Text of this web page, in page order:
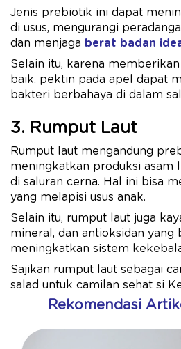
Jenis prebiotik ini dapat
di usus, mengurangi
dan menjaga berat badan
Selain itu, karena
baik, pektin pada apel dapat
bakteri berbahaya di dalam
3. Rumput Laut
Rumput laut mengandung
meningkatkan produksi asam
di saluran cerna. Hal ini bisa
yang melapisi usus anak.
Selain itu, rumput laut juga
mineral, dan antioksidan yang
meningkatkan sistem
Sajikan rumput laut sebagai
salad untuk camilan sehat si
Rekomendasi